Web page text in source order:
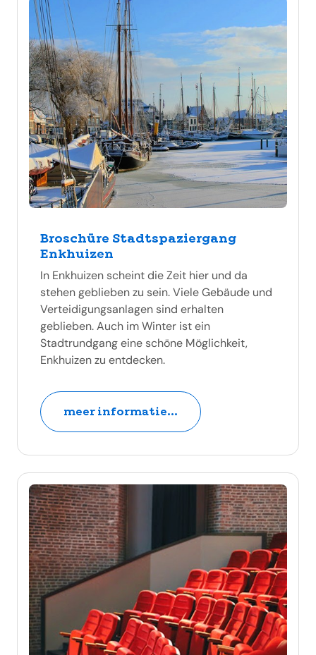
Broschüre Stadtspaziergang
Enkhuizen
In Enkhuizen scheint die Zeit hier und da
stehen geblieben zu sein. Viele Gebäude und
Verteidigungsanlagen sind erhalten
geblieben. Auch im Winter ist ein
Stadtrundgang eine schöne Möglichkeit,
Enkhuizen zu entdecken.
meer informatie...